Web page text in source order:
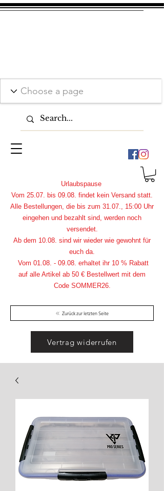
Zurück zur letzten Seite
Urlaubspause
Vom 25.07. bis 09.08. findet kein Versand statt.
Alle Bestellungen, die bis zum 31.07., 15:00 Uhr
eingehen und bezahlt sind, werden noch
versendet.
Ab dem 10.08. sind wir wieder wie gewohnt für
euch da.
Vom 01.08. - 09.08. erhaltet ihr 10 % Rabatt
auf alle Artikel ab 50 € Bestellwert mit dem
Code SOMMER26.
Vertrag widerrufen